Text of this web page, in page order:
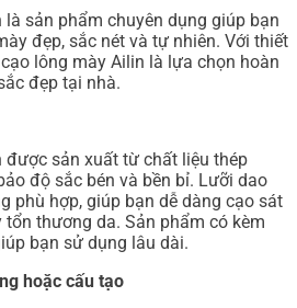
là sản phẩm chuyên dụng giúp bạn
đẹp, sắc nét và tự nhiên. Với thiết
lông mày Ailin là lựa chọn hoàn
đẹp tại nhà.
được sản xuất từ chất liệu thép
độ sắc bén và bền bỉ. Lưỡi dao
phù hợp, giúp bạn dễ dàng cạo sát
tổn thương da. Sản phẩm có kèm
bạn sử dụng lâu dài.
hoặc cấu tạo